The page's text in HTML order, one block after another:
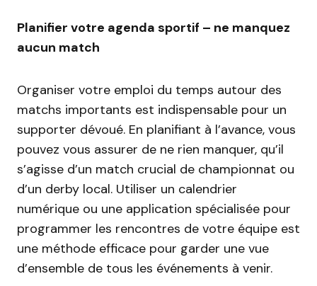
Planifier votre agenda sportif – ne manquez
aucun match
Organiser votre emploi du temps autour des
matchs importants est indispensable pour un
supporter dévoué. En planifiant à l’avance, vous
pouvez vous assurer de ne rien manquer, qu’il
s’agisse d’un match crucial de championnat ou
d’un derby local. Utiliser un calendrier
numérique ou une application spécialisée pour
programmer les rencontres de votre équipe est
une méthode efficace pour garder une vue
d’ensemble de tous les événements à venir.